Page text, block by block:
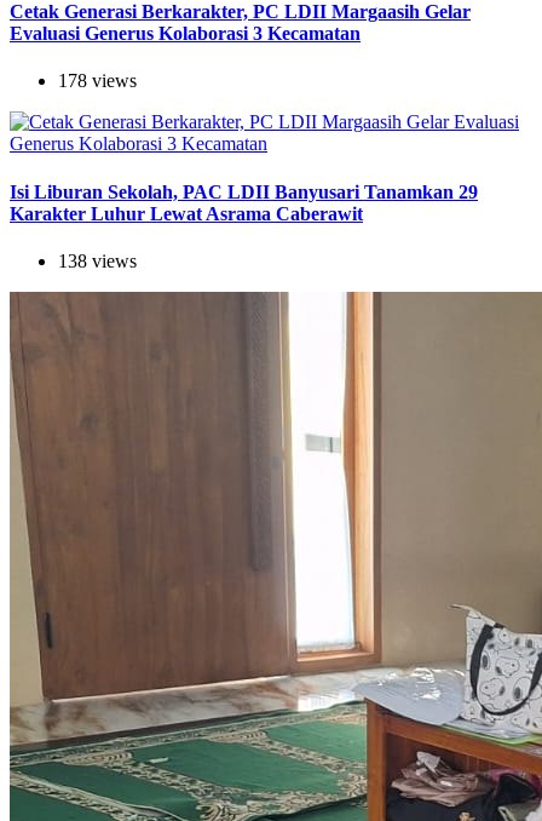
Cetak Generasi Berkarakter, PC LDII Margaasih Gelar
Evaluasi Generus Kolaborasi 3 Kecamatan
178 views
Isi Liburan Sekolah, PAC LDII Banyusari Tanamkan 29
Karakter Luhur Lewat Asrama Caberawit
138 views